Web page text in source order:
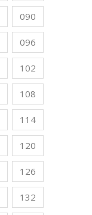
090
096
102
108
114
120
126
132